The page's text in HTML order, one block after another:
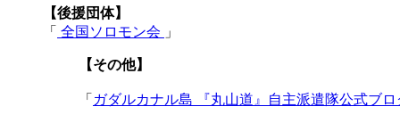
【後援団体】
「 全国ソロモン会 」
【その他】
「 ガダルカナル島 『丸山道』自主派遣隊公式ブロ